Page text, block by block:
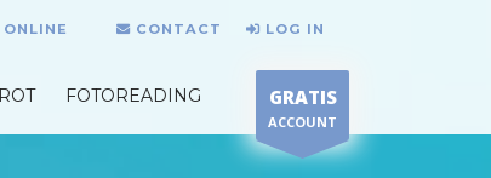
CONTACT LOG IN
FOTOREADING GRATIS
ACCOUNT